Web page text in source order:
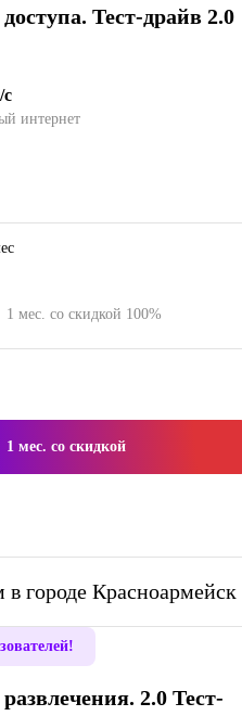
Тест-драйв 2.0
интернет
1 мес. со скидкой 100%
1 мес. со скидкой
в городе Красноармейск
2.0 Тест-